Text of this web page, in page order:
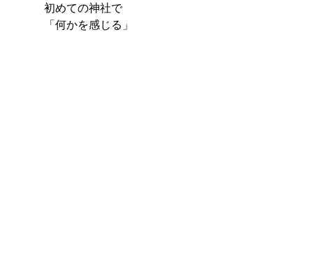
初めての神社で
「何かを感じる」